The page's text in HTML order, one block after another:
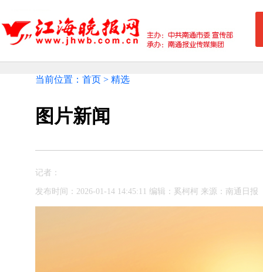
当前位置：首页 > 精选
图片新闻
记者：
发布时间：2026-01-14 14:45:11 编辑：奚柯柯 来源：南通日报